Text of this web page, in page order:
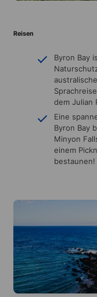
Reisen
Byron Bay
dem Julian
Eine
Byron Bay
Minyon
einem
bestaunen!